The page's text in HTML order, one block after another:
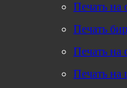
Печать на
Печать
Печать на
Печать на